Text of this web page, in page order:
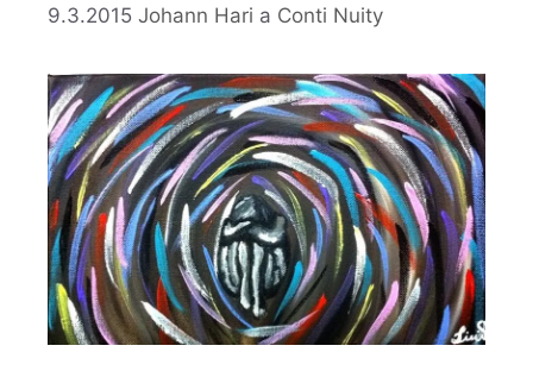
9.3.2015 Johann Hari a Conti Nuity